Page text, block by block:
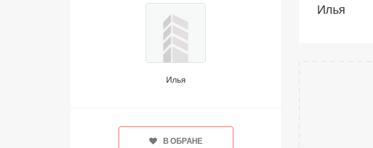
Илья
В ОБРАНЕ
Илья